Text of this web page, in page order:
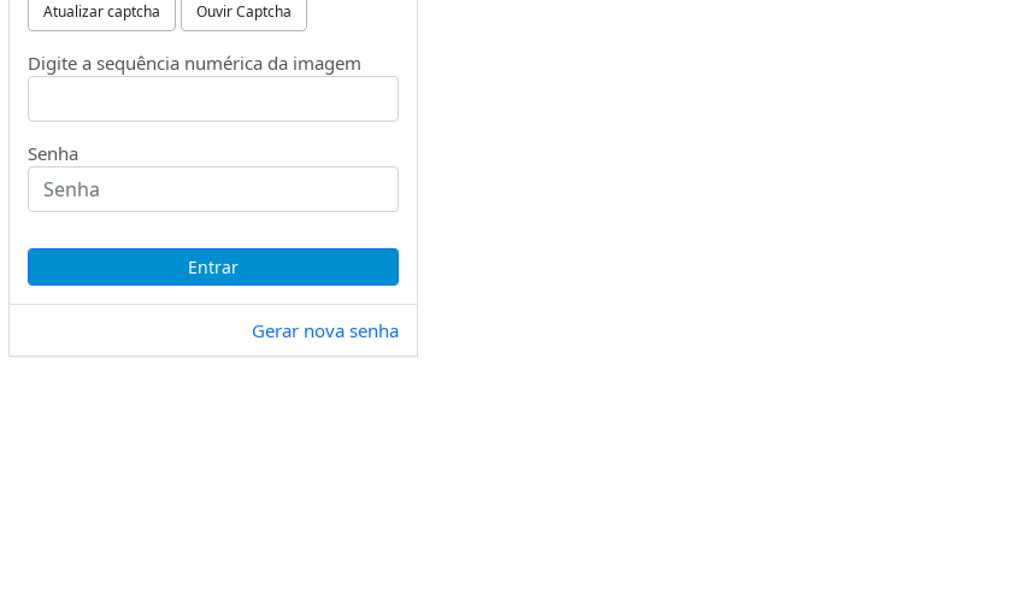
Atualizar captcha Ouvir Captcha
Digite a sequência numérica da imagem
Senha
Gerar nova senha